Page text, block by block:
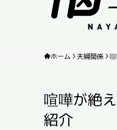
ホーム 夫婦関係
喧嘩が絶
紹介